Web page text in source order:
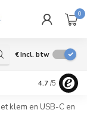
0
€Incl. btw
Levering
4.7 /5
klem en USB-C en